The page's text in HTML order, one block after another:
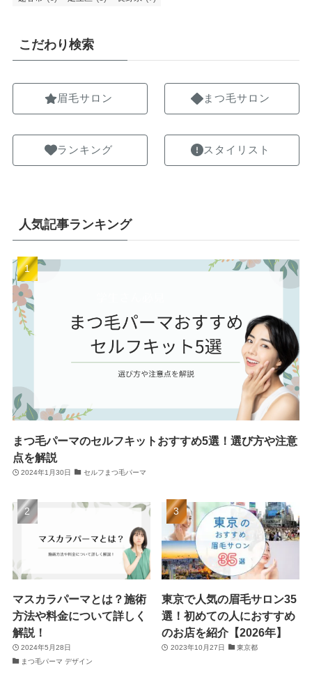
こだわり検索
眉毛サロン
ランキング
まつ毛サロン
スタイリスト
人気記事ランキング
まつ毛パーマのセルフキットおすすめ5選！選び方や注意
点を解説
2024年1月30日 セルフまつ毛パーマ
マスカラパーマとは？施術
方法や料金について詳しく
解説！
2024年5月28日
まつ毛パーマ デザイン
東京で人気の眉毛サロン35
選！初めての人におすすめ
のお店を紹介【2026年】
2023年10月27日 東京都